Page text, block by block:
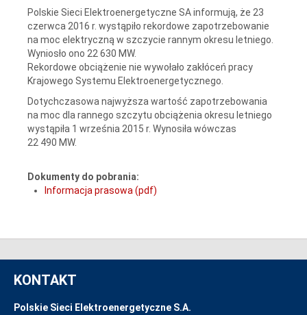
Polskie Sieci Elektroenergetyczne SA informują, że 23
czerwca 2016 r. wystąpiło rekordowe zapotrzebowanie
na moc elektryczną w szczycie rannym okresu letniego.
Wyniosło ono 22 630 MW.
Rekordowe obciążenie nie wywołało zakłóceń pracy
Krajowego Systemu Elektroenergetycznego.
Dotychczasowa najwyższa wartość zapotrzebowania
na moc dla rannego szczytu obciążenia okresu letniego
wystąpiła 1 września 2015 r. Wynosiła wówczas
22 490 MW.
Dokumenty do pobrania:
Informacja prasowa (pdf)
KONTAKT
Polskie Sieci Elektroenergetyczne S.A.